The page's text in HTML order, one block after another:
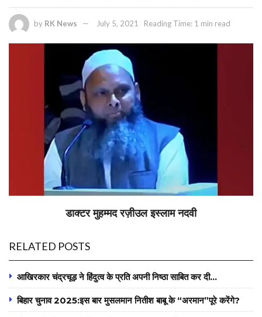
by RK News July 5, 2021 Reading Time: 1 min read
डाक्टर मुहम्मद रज़ीउल इस्लाम नदवी
RELATED POSTS
आखिरकार चंद्रचूड़ ने हिंदुत्व के प्रति अपनी निष्ठा साबित कर दी…
बिहार चुनाव 2025:इस बार मुसलमान नितीश बाबू के “अरमान”पूरे करेंगे?